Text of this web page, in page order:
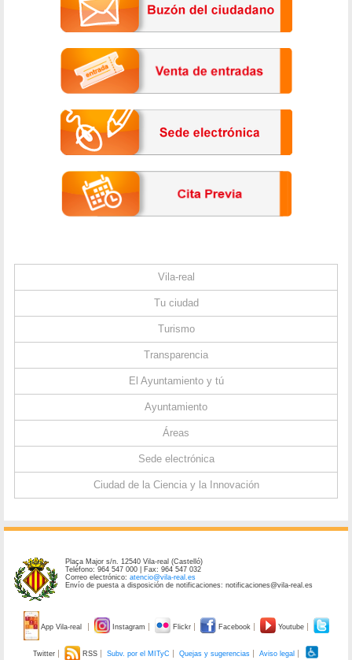
Vila-real
Tu ciudad
Turismo
Transparencia
El Ayuntamiento y tú
Ayuntamiento
Áreas
Sede electrónica
Ciudad de la Ciencia y la Innovación
Plaça Major s/n. 12540 Vila-real (Castelló)
Teléfono: 964 547 000 | Fax: 964 547 032
Correo electrónico:atencio@vila-real.es
Envío de puesta a disposición de notificaciones: notificaciones@vila-real.es
App Vila-real Instagram Flickr Facebook Youtube
Twitter RSS Subv. por el MITyC Quejas y sugerencias Aviso legal